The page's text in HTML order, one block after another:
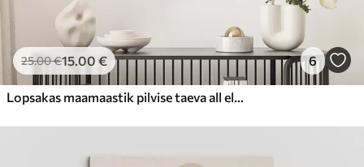
25.00€15.00 € 6
Lopsakas maamaastik pilvise taeva all elava värviliste lilledega täidetud metslilleniiduga